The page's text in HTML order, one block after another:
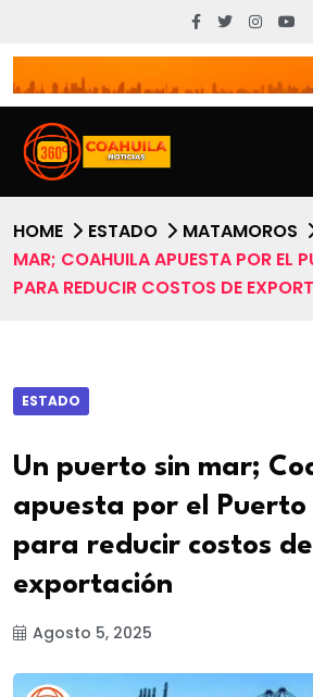
HOME ESTADO MATAMOROS
MAR; COAHUILA APUESTA POR EL
PARA REDUCIR COSTOS DE
ESTADO
Un puerto sin mar;
apuesta por el
para reducir costos de
exportación
Agosto 5, 2025